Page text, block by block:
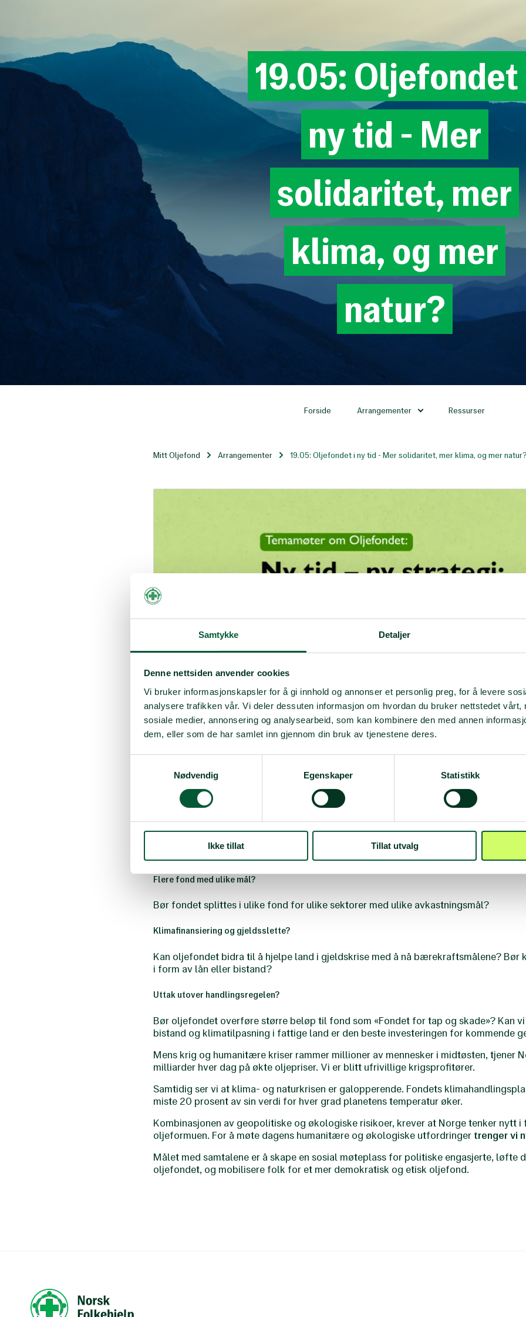
Samtykke Detaljer
Denne nettsiden anvender cookies
Vi bruker informasjonskapsler for å gi innhold og annonser et personlig preg, for å levere
analysere trafikken vår. Vi deler dessuten informasjon om hvordan du bruker nettstedet vårt,
sosiale medier, annonsering og analysearbeid, som kan kombinere den med annen
dem, eller som de har samlet inn gjennom din bruk av tjenestene deres.
Nødvendig
Egenskaper Statistikk
Ikke tillat Tillat utvalg
19.05: Oljefondet
nytid - Mer
solidaritet, mer
klima, og mer
natur?
Forside Arrangementer Ressurser
Mitt Oljefond Arrangementer 19.05: Oljefondet i ny tid - Mer solidaritet, mer klima, og mer
Fra kl 18:00 – 18:45 blir det holdt to innledninger fra Debt Justice Norway og
Fra kl. 19:00 -20:00 kjører vi diskusjon først gruppevis og deretter felles!
Klimajustert investeringsprofil?
Hvordan kan en ny investeringsprofil se ut? Finnes det en klimajustert
Flere fond med ulike mål?
Bør fondet splittes i ulike fond for ulike sektorer med ulike avkastningsmål?
Klimafinansiering og gjeldsslette?
Kan oljefondet bidra til å hjelpe land i gjeldskrise med å nå bærekraftsmålene? Bør
i form av lån eller bistand?
Uttak utover handlingsregelen?
Bør oljefondet overføre større beløp til fond som «Fondet for tap og skade»? Kan
bistand og klimatilpasning i fattige land er den beste investeringen for kommende
Mens krig og humanitære kriser rammer millioner av mennesker i midtøsten, tjener
milliarder hver dag på økte oljepriser. Vi er blitt ufrivillige krigsprofitører.
Samtidig ser vi at klima- og naturkrisen er galopperende. Fondets
miste 20 prosent av sin verdi for hver grad planetens temperatur øker.
Kombinasjonen av geopolitiske og økologiske risikoer, krever at Norge tenker nytt i
oljeformuen. For å møte dagens humanitære og økologiske utfordringer trenger vi
Målet med samtalene er å skape en sosial møteplass for politiske engasjerte, løfte
oljefondet, og mobilisere folk for et mer demokratisk og etisk oljefond.